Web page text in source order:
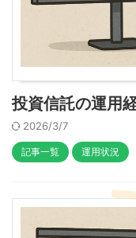
投資信託の運用
2026/3/7
記事一覧 運用状況